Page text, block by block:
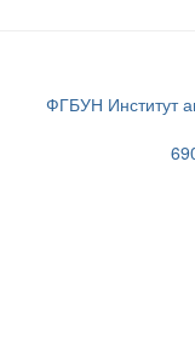
ФГБУН Институт